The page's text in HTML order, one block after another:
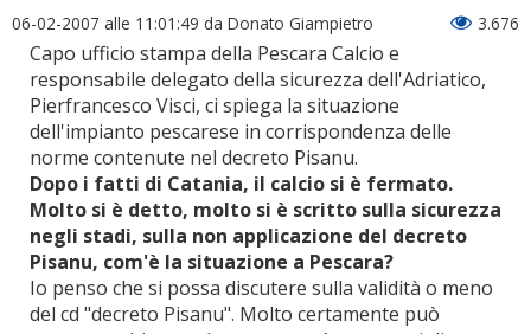
06-02-2007 alle 11:01:49 da Donato Giampietro 3.676
Capo ufficio stampa della Pescara Calcio e
responsabile delegato della sicurezza dell'Adriatico,
Pierfrancesco Visci, ci spiega la situazione
dell'impianto pescarese in corrispondenza delle
norme contenute nel decreto Pisanu.
Dopo i fatti di Catania, il calcio si è fermato.
Molto si è detto, molto si è scritto sulla sicurezza
negli stadi, sulla non applicazione del decreto
Pisanu, com'è la situazione a Pescara?
Io penso che si possa discutere sulla validità o meno
del cd "decreto Pisanu". Molto certamente può